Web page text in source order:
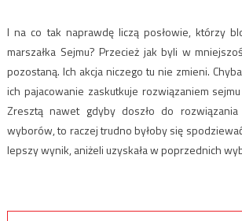
I na co tak naprawdę liczą posłowie, którzy
marszałka Sejmu? Przecież jak byli w
pozostaną. Ich akcja niczego tu nie zmieni.
ich pajacowanie zaskutkuje rozwiązaniem
Zresztą nawet gdyby doszło do
wyborów, to raczej trudno byłoby się
lepszy wynik, aniżeli uzyskała w poprzednich